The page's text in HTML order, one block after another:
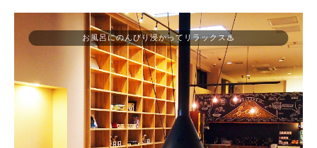
お風呂にのんびり浸かってリラックス♨